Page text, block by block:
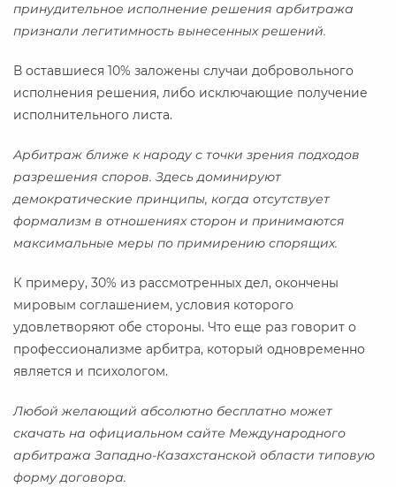
принудительное исполнение решения арбитража
признали легитимность вынесенных решений.
В оставшиеся 10% заложены случаи добровольного
исполнения решения, либо исключающие получение
исполнительного листа.
Арбитраж ближе к народу с точки зрения подходов
разрешения споров. Здесь доминируют
демократические принципы, когда отсутствует
формализм в отношениях сторон и принимаются
максимальные меры по примирению спорящих.
К примеру, 30% из рассмотренных дел, окончены
мировым соглашением, условия которого
удовлетворяют обе стороны. Что еще раз говорит о
профессионализме арбитра, который одновременно
является и психологом.
Любой желающий абсолютно бесплатно может
скачать на официальном сайте Международного
арбитража Западно-Казахстанской области типовую
форму договора.